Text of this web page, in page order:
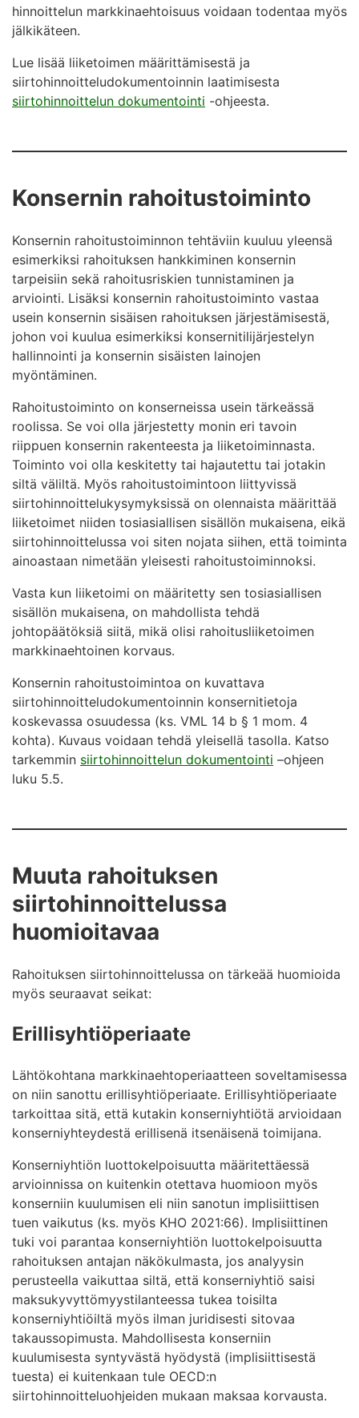
hinnoittelun markkinaehtoisuus voidaan todentaa myös
jälkikäteen.
Lue lisää liiketoimen määrittämisestä ja
siirtohinnoitteludokumentoinnin laatimisesta
siirtohinnoittelun dokumentointi -ohjeesta.
Konsernin rahoitustoiminto
Konsernin rahoitustoiminnon tehtäviin kuuluu yleensä
esimerkiksi rahoituksen hankkiminen konsernin
tarpeisiin sekä rahoitusriskien tunnistaminen ja
arviointi. Lisäksi konsernin rahoitustoiminto vastaa
usein konsernin sisäisen rahoituksen järjestämisestä,
johon voi kuulua esimerkiksi konsernitilijärjestelyn
hallinnointi ja konsernin sisäisten lainojen
myöntäminen.
Rahoitustoiminto on konserneissa usein tärkeässä
roolissa. Se voi olla järjestetty monin eri tavoin
riippuen konsernin rakenteesta ja liiketoiminnasta.
Toiminto voi olla keskitetty tai hajautettu tai jotakin
siltä väliltä. Myös rahoitustoimintoon liittyvissä
siirtohinnoittelukysymyksissä on olennaista määrittää
liiketoimet niiden tosiasiallisen sisällön mukaisena, eikä
siirtohinnoittelussa voi siten nojata siihen, että toiminta
ainoastaan nimetään yleisesti rahoitustoiminnoksi.
Vasta kun liiketoimi on määritetty sen tosiasiallisen
sisällön mukaisena, on mahdollista tehdä
johtopäätöksiä siitä, mikä olisi rahoitusliiketoimen
markkinaehtoinen korvaus.
Konsernin rahoitustoimintoa on kuvattava
siirtohinnoitteludokumentoinnin konsernitietoja
koskevassa osuudessa (ks. VML 14 b § 1 mom. 4
kohta). Kuvaus voidaan tehdä yleisellä tasolla. Katso
tarkemmin siirtohinnoittelun dokumentointi –ohjeen
luku 5.5.
Muuta rahoituksen
siirtohinnoittelussa
huomioitavaa
Rahoituksen siirtohinnoittelussa on tärkeää huomioida
myös seuraavat seikat:
Erillisyhtiöperiaate
Lähtökohtana markkinaehtoperiaatteen soveltamisessa
on niin sanottu erillisyhtiöperiaate. Erillisyhtiöperiaate
tarkoittaa sitä, että kutakin konserniyhtiötä arvioidaan
konserniyhteydestä erillisenä itsenäisenä toimijana.
Konserniyhtiön luottokelpoisuutta määritettäessä
arvioinnissa on kuitenkin otettava huomioon myös
konserniin kuulumisen eli niin sanotun implisiittisen
tuen vaikutus (ks. myös KHO 2021:66). Implisiittinen
tuki voi parantaa konserniyhtiön luottokelpoisuutta
rahoituksen antajan näkökulmasta, jos analyysin
perusteella vaikuttaa siltä, että konserniyhtiö saisi
maksukyvyttömyystilanteessa tukea toisilta
konserniyhtiöiltä myös ilman juridisesti sitovaa
takaussopimusta. Mahdollisesta konserniin
kuulumisesta syntyvästä hyödystä (implisiittisestä
tuesta) ei kuitenkaan tule OECD:n
siirtohinnoitteluohjeiden mukaan maksaa korvausta.